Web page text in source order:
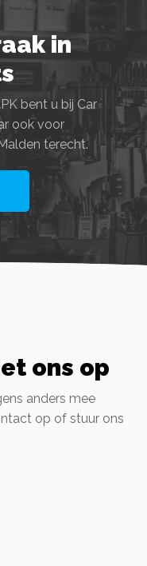
in
bent u bij Car
ook voor
terecht.
ons op
anders mee
op of stuur ons